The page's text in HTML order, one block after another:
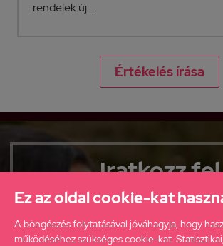
Ez az oldal cookie-kat
A böngészés folytatásával jóváhagyja, hogy
működéséhez szükséges cookie-kat.
rendelek új...
Értékelés írása
Iratkozz fel
ha elsőként szeretnél
újdonságainkról,